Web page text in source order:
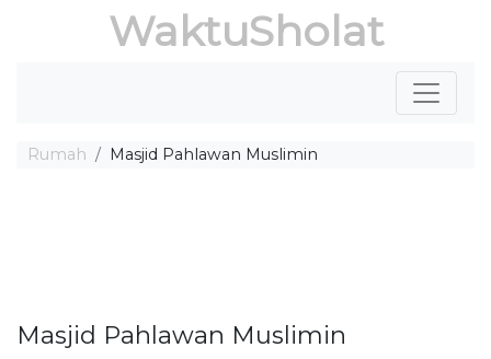
WaktuSholat
Rumah Masjid Pahlawan Muslimin
Masjid Pahlawan Muslimin